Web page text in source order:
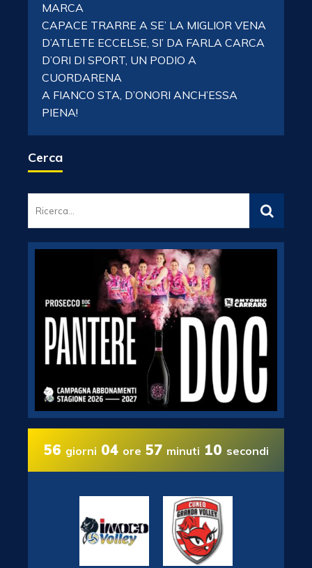
MARCA
CAPACE TRARRE A SE’ LA MIGLIOR VENA
D’ATLETE​ ECCELSE, SI’ DA FARLA CARCA
D’ORI​ DI​ SPORT,​ UN PODIO​ A
CUORDARENA
A FIANCO STA,​ D’ONORI​ ANCH’ESSA​
PIENA!
Cerca
56 giorni 04 ore 57 minuti 10 secondi